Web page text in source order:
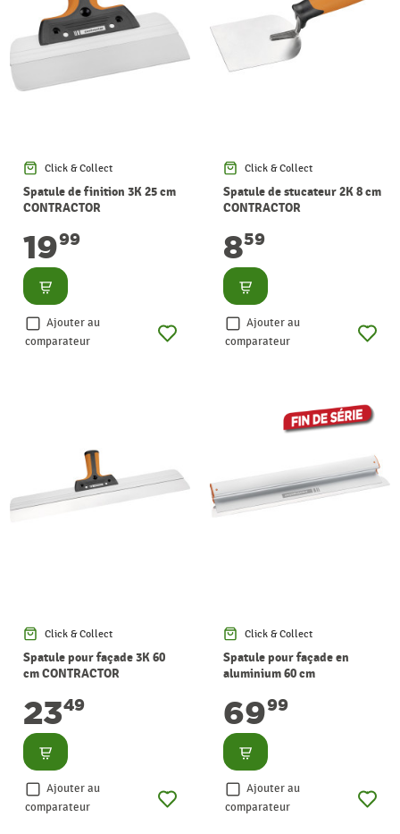
Click & Collect
Spatule de finition 3K 25 cm
CONTRACTOR
1999
Consulter
Ajouter au
comparateur
Click & Collect
Spatule de stucateur 2K 8 cm
CONTRACTOR
859
Consulter
Ajouter au
comparateur
Click & Collect
Spatule pour façade 3K 60
cm CONTRACTOR
2349
Consulter
Ajouter au
comparateur
Click & Collect
Spatule pour façade en
aluminium 60 cm
6999
Consulter
Ajouter au
comparateur